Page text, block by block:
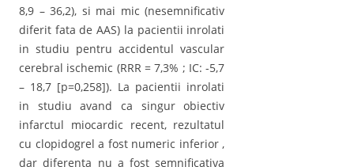
8,9 – 36,2), si mai mic (nesemnificativ
diferit fata de AAS) la pacientii inrolati
in studiu pentru accidentul vascular
cerebral ischemic (RRR = 7,3% ; IC: -5,7
– 18,7 [p=0,258]). La pacientii inrolati
in studiu avand ca singur obiectiv
infarctul miocardic recent, rezultatul
cu clopidogrel a fost numeric inferior ,
dar diferenta nu a fost semnificativa